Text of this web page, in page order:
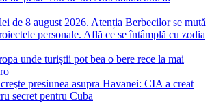
de 8 august 2026. Atenția Berbecilor se mută
personale. Află ce se întâmplă cu zodia
unde turiștii pot bea o bere rece la mai
presiunea asupra Havanei: CIA a creat
secret pentru Cuba